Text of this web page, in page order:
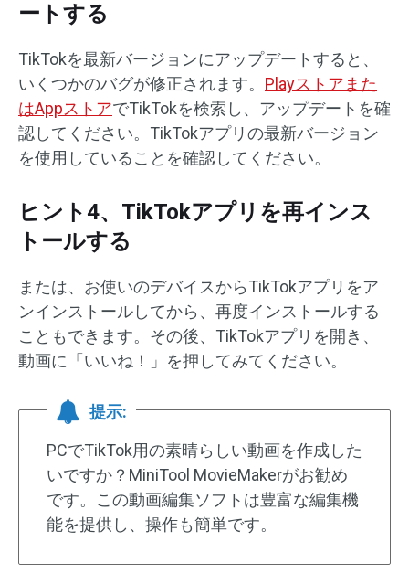
ートする
TikTokを最新バージョンにアップデートすると、
いくつかのバグが修正されます。 Playストアまた
はAppストアでTikTokを検索し、アップデートを確
認してください。TikTokアプリの最新バージョン
を使用していることを確認してください。
ヒント4、TikTokアプリを再インス
トールする
または、お使いのデバイスからTikTokアプリをア
ンインストールしてから、再度インストールする
こともできます。その後、TikTokアプリを開き、
動画に「いいね！」を押してみてください。
提示:
PCでTikTok用の素晴らしい動画を作成した
いですか？MiniTool MovieMakerがお勧め
です。この動画編集ソフトは豊富な編集機
能を提供し、操作も簡単です。